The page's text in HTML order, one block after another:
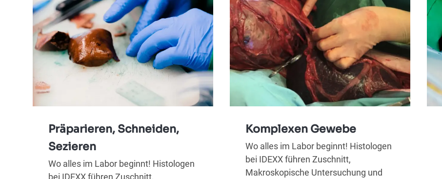
Präparieren, Schneiden,
Sezieren
Wo alles im Labor beginnt! Histologen
bei IDEXX führen Zuschnitt,
Komplexen Gewebe
Wo alles im Labor beginnt! Histologen
bei IDEXX führen Zuschnitt,
Makroskopische Untersuchung und